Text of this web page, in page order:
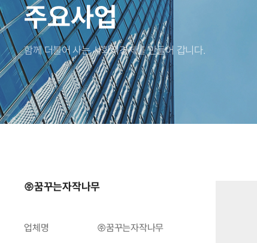
주요사업
함께 더불어 사는 사회적경제를 만들어 갑니다.
㈜꿈꾸는자작나무
업체명
㈜꿈꾸는자작나무